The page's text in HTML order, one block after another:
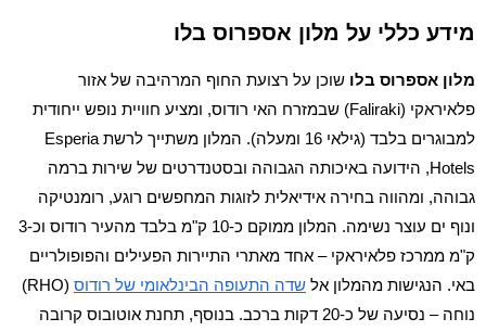
מידע כללי על מלון אספרוס בלו
מלון אספרוס בלו שוכן על רצועת החוף המרהיבה של אזור
פלאיראקי (Faliraki) שבמזרח האי רודוס, ומציע חוויית נופש ייחודית
למבוגרים בלבד (גילאי 16 ומעלה). המלון משתייך לרשת Esperia
Hotels, הידועה באיכותה הגבוהה ובסטנדרטים של שירות ברמה
גבוהה, ומהווה בחירה אידיאלית לזוגות המחפשים רוגע, רומנטיקה
ונוף ים עוצר נשימה. המלון ממוקם כ-10 ק"מ בלבד מהעיר רודוס וכ-3
ק"מ ממרכז פלאיראקי – אחד מאתרי התיירות הפעילים והפופולריים
באי. הנגישות מהמלון אל שדה התעופה הבינלאומי של רודוס
(RHO)
נוחה – נסיעה של כ-20 דקות ברכב. בנוסף, תחנת אוטובוס קרובה